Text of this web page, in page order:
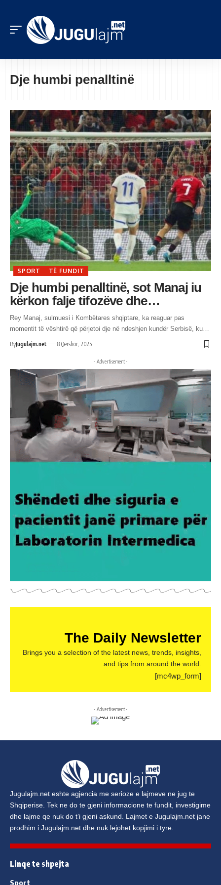
Dje humbi penalltinë
SPORT TË FUNDIT
Dje humbi penalltinë, sot Manaj iu
kërkon falje tifozëve dhe…
Rey Manaj, sulmuesi i Kombëtares shqiptare, ka reaguar pas
momentit të vështirë që përjetoi dje në ndeshjen kundër Serbisë, ku…
ByJugulajm.net 8 Qershor, 2025
- Advertisement -
The Daily Newsletter
Brings you a selection of the latest news, trends, insights,
and tips from around the world.
[mc4wp_form]
- Advertisement -
Jugulajm.net eshte agjencia me serioze e lajmeve ne jug te
Shqiperise. Tek ne do te gjeni informacione te fundit, investigime
dhe lajme qe nuk do t’i gjeni askund. Lajmet e Jugulajm.net jane
prodhim i Jugulajm.net dhe nuk lejohet kopjimi i tyre.
Linqe te shpejta
Sport